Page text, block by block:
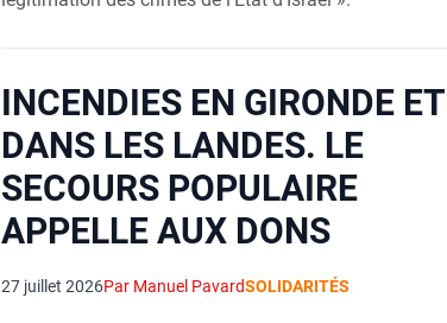
INCENDIES EN GIRONDE ET
DANS LES LANDES. LE
SECOURS POPULAIRE
APPELLE AUX DONS
27 juillet 2026Par Manuel PavardSOLIDARITÉS